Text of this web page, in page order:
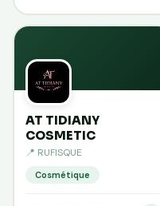
AT TIDIANY
COSMETIC
📍 RUFISQUE
Cosmétique